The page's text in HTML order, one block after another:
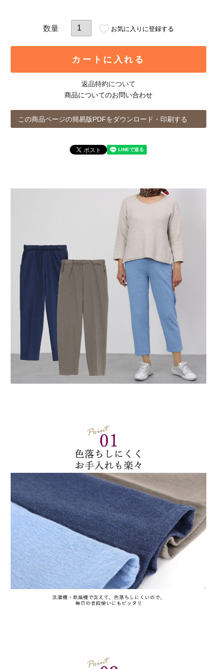
お気に入りに登録する
カートに入れる
返品特約について
商品についてのお問い合わせ
この商品ページの簡易版PDFをダウンロード・印刷する